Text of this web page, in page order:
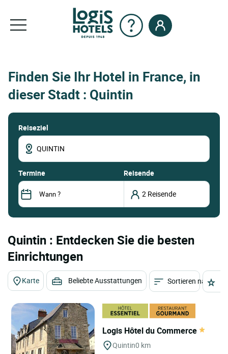
Finden Sie Ihr Hotel in France, in
dieser Stadt : Quintin
Reiseziel
termine Reisende
Quintin : Entdecken Sie die besten
Einrichtungen
Karte Beliebte Ausstattungen Sortieren nach
Logis Hôtel du Commerce
Quintin0 km